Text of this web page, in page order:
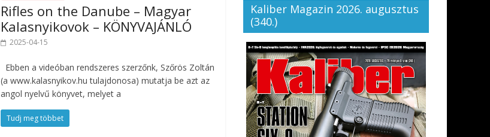
Rifles on the Danube – Magyar
Kalasnyikovok – KÖNYVAJÁNLÓ
2025-04-15
Ebben a videóban rendszeres szerzőnk, Szőrös Zoltán
(a www.kalasnyikov.hu tulajdonosa) mutatja be azt az
angol nyelvű könyvet, melyet a
Tudj meg többet
Kaliber Magazin 2026. augusztus
(340.)